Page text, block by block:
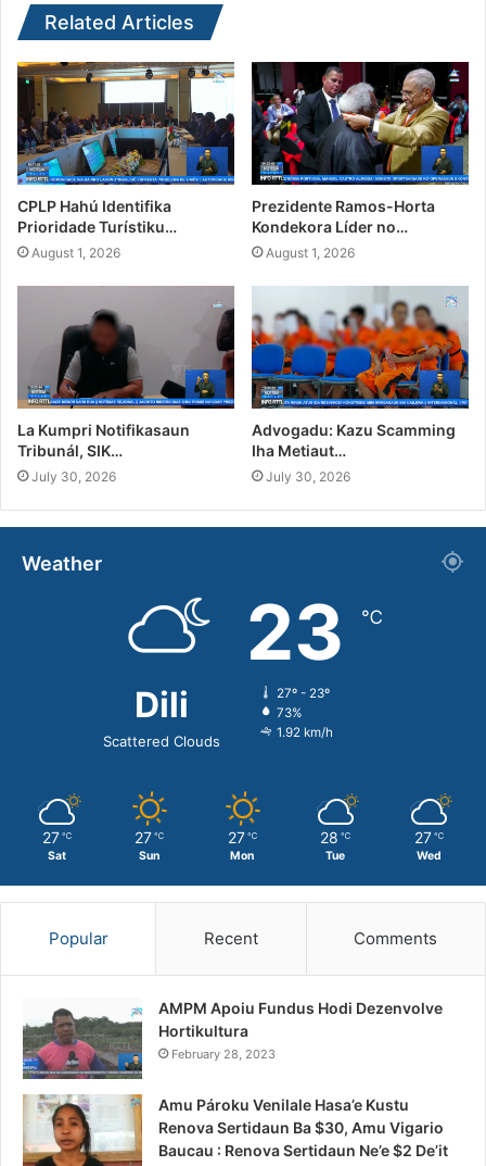
Related Articles
CPLP Hahú Identifika
Prioridade Turístiku…
August 1, 2026
Prezidente Ramos-Horta
Kondekora Líder no…
August 1, 2026
La Kumpri Notifikasaun
Tribunál, SIK…
July 30, 2026
Advogadu: Kazu Scamming
Iha Metiaut…
July 30, 2026
Weather
Dili
Scattered Clouds
23 ℃
27º - 23º
73%
1.92 km/h
27 ℃
Sat
27 ℃
Sun
27 ℃
Mon
28 ℃
Tue
27 ℃
Wed
Popular Recent Comments
AMPM Apoiu Fundus Hodi Dezenvolve
Hortikultura
February 28, 2023
Amu Pároku Venilale Hasa’e Kustu
Renova Sertidaun Ba $30, Amu Vigario
Baucau : Renova Sertidaun Ne’e $2 De’it